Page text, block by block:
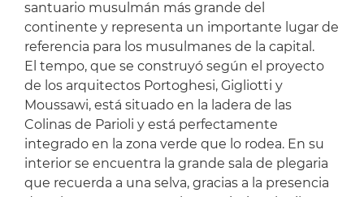
santuario musulmán más grande del
continente y representa un importante lugar de
referencia para los musulmanes de la capital.
El tempo, que se construyó según el proyecto
de los arquitectos Portoghesi, Gigliotti y
Moussawi, está situado en la ladera de las
Colinas de Parioli y está perfectamente
integrado en la zona verde que lo rodea. En su
interior se encuentra la grande sala de plegaria
que recuerda a una selva, gracias a la presencia